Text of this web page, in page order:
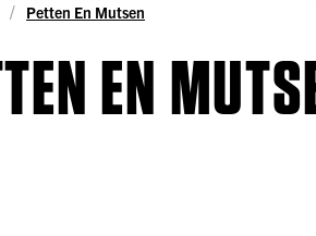
Petten En Mutsen
EN